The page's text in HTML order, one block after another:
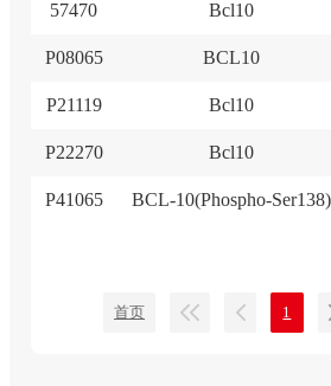
57470 Bcl10
P08065 BCL10
P21119 Bcl10
P22270 Bcl10
P41065 BCL-10(Phospho-Ser138)
首页 1